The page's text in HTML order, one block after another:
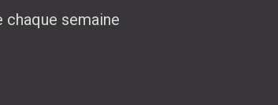
semaine